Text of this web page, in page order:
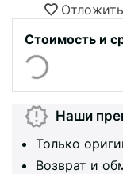
Отложить
Стоимость и
Наши
Только
Возврат и